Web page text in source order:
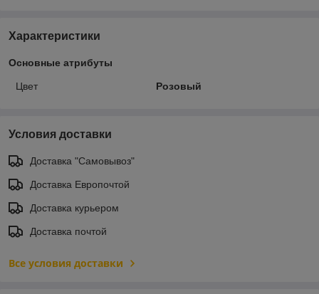
Характеристики
Основные атрибуты
Цвет Розовый
Условия доставки
Доставка "Самовывоз"
Доставка Европочтой
Доставка курьером
Доставка почтой
Все условия доставки